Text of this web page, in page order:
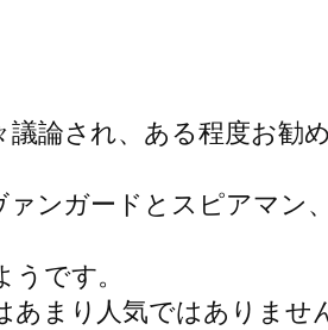
論され、ある程度お勧
ンガードとスピアマン
です。
まり人気ではありませ